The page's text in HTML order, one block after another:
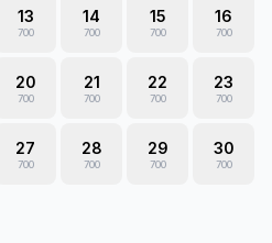
13
700
14
700
15
700
16
700
20
700
21
700
22
700
23
700
27
700
28
700
29
700
30
700